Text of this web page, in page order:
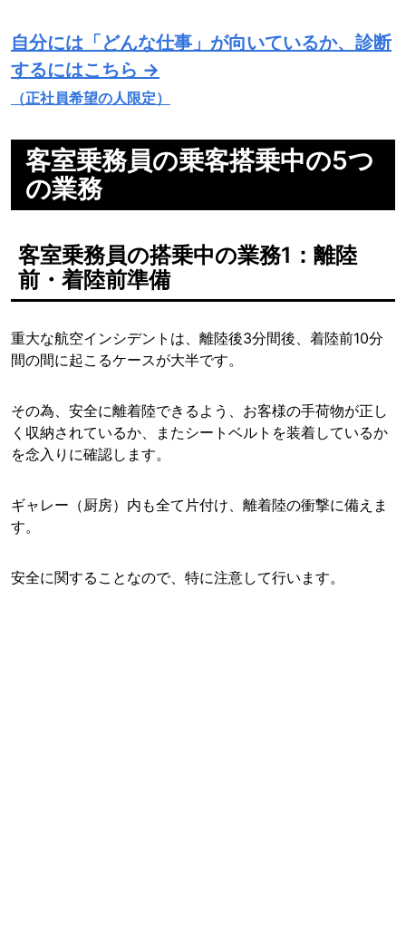
自分には「どんな仕事」が向いているか、診断
するにはこちら →
（正社員希望の人限定）
客室乗務員の乗客搭乗中の5つ
の業務
客室乗務員の搭乗中の業務1：離陸
前・着陸前準備
重大な航空インシデントは、離陸後3分間後、着陸前10分
間の間に起こるケースが大半です。
その為、安全に離着陸できるよう、お客様の手荷物が正し
く収納されているか、またシートベルトを装着しているか
を念入りに確認します。
ギャレー（厨房）内も全て片付け、離着陸の衝撃に備えま
す。
安全に関することなので、特に注意して行います。